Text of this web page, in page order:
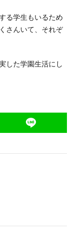
る学生もいるため
さんいて、それぞ
した学園生活にし